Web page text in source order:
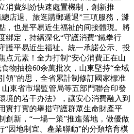
消費糾紛快速處置機制，創新推
店退、旅逛購郵遞退”三項服務，濰
，也是平易近生福祉的间接體現。將
綁定，持續深化“守護消費”鐵拳行
護平易近生福祉。統一承諾公示、投
点元素！全力打制“安心消費正在山
物抽檢60余萬批次，山東堅持“全域
領”的思，全省累計制修訂國家標准
山東省市場監管局等五部門聯合印發
境的若干办法》，讓安心消費融入到
實打實的舉措守護群眾生命財產平
創新，“一場一策”推進落地，做優做
“因地制宜、產業聯動”的分類培育模